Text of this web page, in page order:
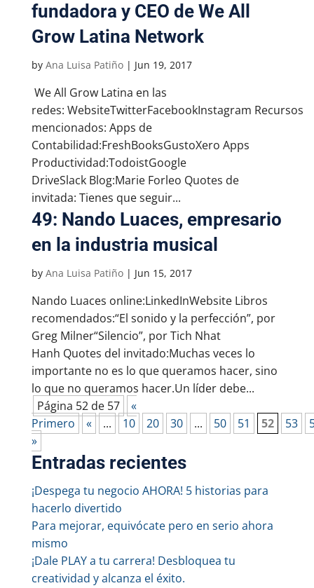
fundadora y CEO de We All
Grow Latina Network
by Ana Luisa Patiño| Jun 19, 2017
We All Grow Latina en las
redes: WebsiteTwitterFacebookInstagram Recursos
mencionados: Apps de
Contabilidad:FreshBooksGustoXero Apps
Productividad:TodoistGoogle
DriveSlack Blog:Marie Forleo Quotes de
invitada: Tienes que seguir...
49: Nando Luaces, empresario
en la industria musical
by Ana Luisa Patiño| Jun 15, 2017
Nando Luaces online:LinkedInWebsite Libros
recomendados:“El sonido y la perfección”, por
Greg Milner“Silencio”, por Tich Nhat
Hanh Quotes del invitado:Muchas veces lo
importante no es lo que queramos hacer, sino
lo que no queramos hacer.Un líder debe...
Página 52 de 57
«
Primero
« ... 10 20 30 ... 50 51 52 53
»
Entradas recientes
¡Despega tu negocio AHORA! 5 historias para
hacerlo divertido
Para mejorar, equivócate pero en serio ahora
mismo
¡Dale PLAY a tu carrera! Desbloquea tu
creatividad y alcanza el éxito.